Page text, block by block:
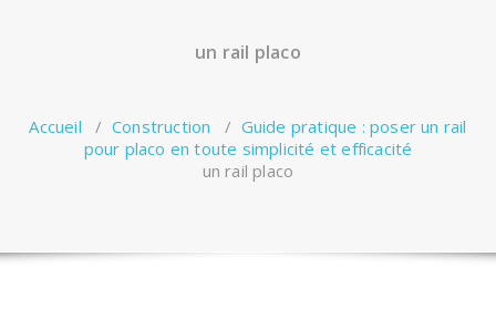
un rail placo
Accueil / Construction / Guide pratique : poser un rail
pour placo en toute simplicité et efficacité
un rail placo